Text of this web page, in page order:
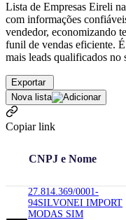
Lista de Empresas Eireli
com informações
vendedor, economizando
funil de vendas eficiente.
mais leads qualificados no
Exportar
Nova lista
Copiar link
CNPJ e Nome
27.814.369/0001-
94SILVONEI IMPORT
MODAS SIM